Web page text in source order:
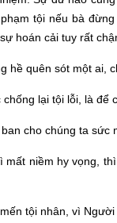
tội nếu bà
hoán cải tuy rất
hề quên sót một ai,
lại tội lỗi, là
cho chúng ta
niềm hy vọng,
tội nhân, vì